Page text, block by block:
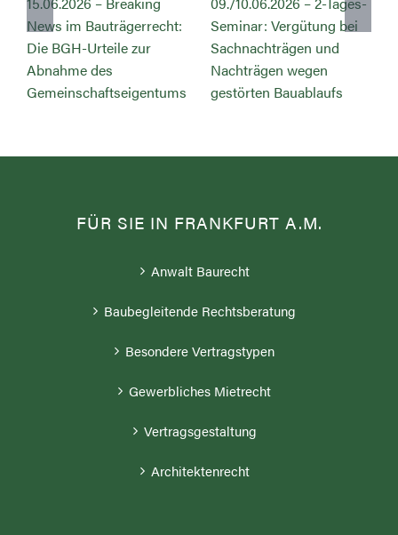
News im Bauträgerrecht:
Die BGH-Urteile zur
Abnahme des
Gemeinschaftseigentums
Seminar: Vergütung bei
Sachnachträgen und
Nachträgen wegen
gestörten Bauablaufs
FÜR SIE IN FRANKFURT A.M.
Anwalt Baurecht
Baubegleitende Rechtsberatung
Besondere Vertragstypen
Gewerbliches Mietrecht
Vertragsgestaltung
Architektenrecht